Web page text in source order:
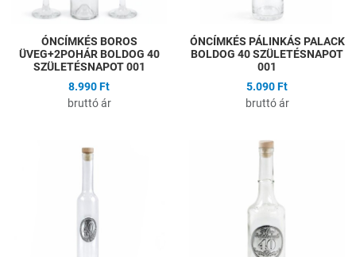
ÓNCÍMKÉS BOROS
ÜVEG+2POHÁR BOLDOG 40
SZÜLETÉSNAPOT 001
8.990 Ft
bruttó ár
ÓNCÍMKÉS PÁLINKÁS PALACK
BOLDOG 40 SZÜLETÉSNAPOT
001
5.090 Ft
bruttó ár
Hozzáadás a kívánságlistához